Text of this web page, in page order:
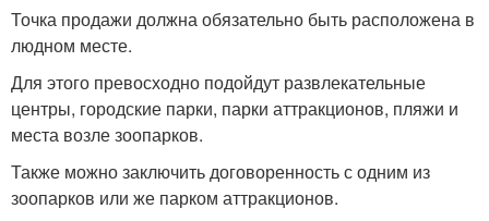
Точка продажи должна обязательно быть расположена в
людном месте.
Для этого превосходно подойдут развлекательные
центры, городские парки, парки аттракционов, пляжи и
места возле зоопарков.
Также можно заключить договоренность с одним из
зоопарков или же парком аттракционов.